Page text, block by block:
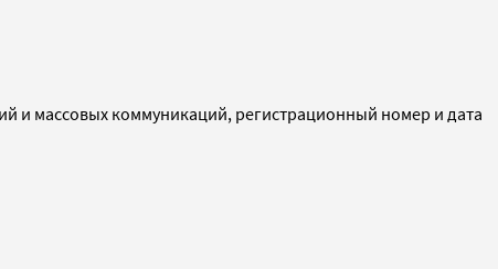
и массовых коммуникаций, регистрационный номер и дата